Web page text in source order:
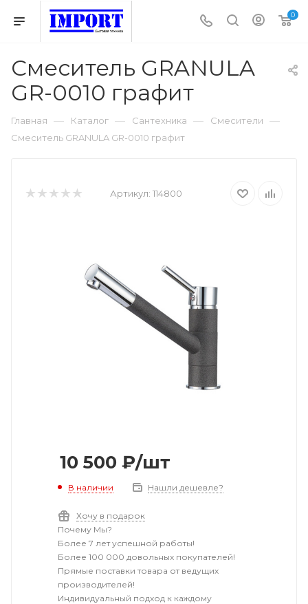
0
Смеситель GRANULA
GR-0010 графит
Главная — Каталог — Сантехника — Смесители —
Смеситель GRANULA GR-0010 графит
Артикул: 114800
10 500 ₽/шт
В наличии Нашли дешевле?
Хочу в подарок
Почему Мы?
Более 7 лет успешной работы!
Более 100 000 довольных покупателей!
Прямые поставки товара от ведущих
производителей!
Индивидуальный подход к каждому